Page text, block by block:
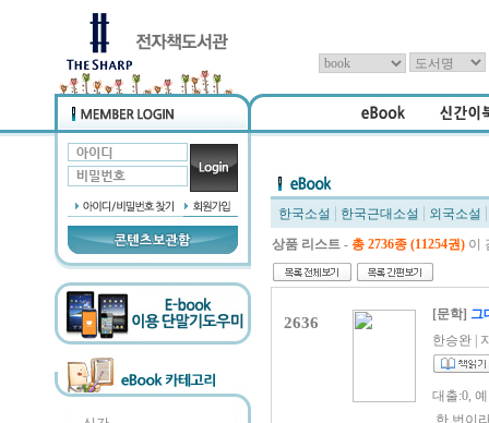
한국소설 한국근대소설
외국소설
상품 리스트 - 총 2736종 (11254권) 이
2636 [문학] 그
한승완 |
대출:0,
한 번이